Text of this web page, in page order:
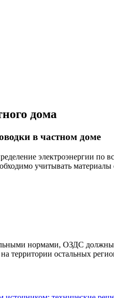
дома
в частном доме
электроэнергии по
учитывать
нормами, ОЗДС
территории остальных